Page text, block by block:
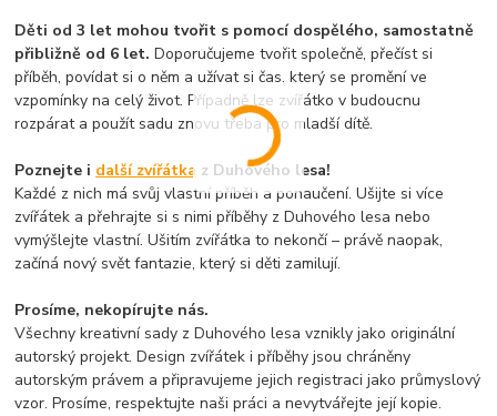
Děti od 3 let mohou tvořit s pomocí dospělého, samostatně
přibližně od 6 let. Doporučujeme tvořit společně, přečíst si
příběh, povídat si o něm a užívat si čas, který se promění ve
vzpomínky na celý život. Případně lze zvířátko v budoucnu
rozpárat a použít sadu znovu třeba pro mladší dítě.
Poznejte i další zvířátka z Duhového lesa!
Každé z nich má svůj vlastní příběh a ponaučení. Ušijte si více
zvířátek a přehrajte si s nimi příběhy z Duhového lesa nebo
vymýšlejte vlastní. Ušitím zvířátka to nekončí – právě naopak,
začíná nový svět fantazie, který si děti zamilují.
Prosíme, nekopírujte nás.
Všechny kreativní sady z Duhového lesa vznikly jako originální
autorský projekt. Design zvířátek i příběhy jsou chráněny
autorským právem a připravujeme jejich registraci jako průmyslový
vzor. Prosíme, respektujte naši práci a nevytvářejte její kopie.